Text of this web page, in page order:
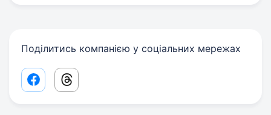
Поділитись компанією у соціальних мережах
Facebook share link
Threads share link